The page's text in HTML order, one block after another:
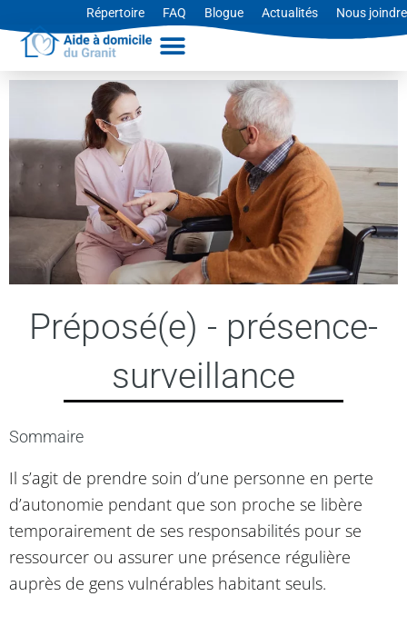
Répertoire FAQ Blogue Actualités Nous joindre
Préposé(e) - présence-
surveillance
Sommaire
Il s’agit de prendre soin d’une personne en perte
d’autonomie pendant que son proche se libère
temporairement de ses responsabilités pour se
ressourcer ou assurer une présence régulière
auprès de gens vulnérables habitant seuls.